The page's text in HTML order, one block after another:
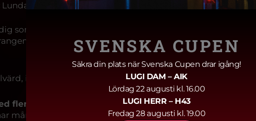
Lundaspelen sätter både LUGI och Lund på den
som medlem?
och det är tack vare alla oss – spelare, föräldrar,
i kiosker, transporter eller matsalar – och varje insats
fler lag än någonsin, blir inte arbetspassen fler.
Tack
många av de externa hallarna, kan vi hålla samma nivå av
SVENSKA CUPEN
Säkra din plats när Svenska Cupen drar igång!
LUGI DAM– AIK
Lördag 22 augusti kl. 16.00
LUGI HERR – H43
Fredag 28 augusti kl. 19.00